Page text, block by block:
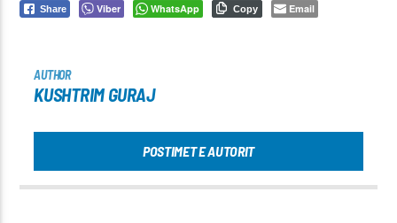
Share Viber WhatsApp Copy Email
AUTHOR
KUSHTRIM GURAJ
POSTIMET E AUTORIT